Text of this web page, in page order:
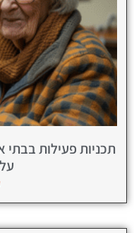
תכניות פעילות בבתי